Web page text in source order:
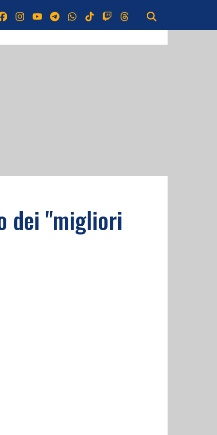
dei "migliori